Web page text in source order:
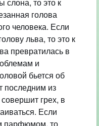
голова
человека. Если
льва, то это к
превратилась в
и
бьется об
последним из
грех, в
Если
парфюмом, то